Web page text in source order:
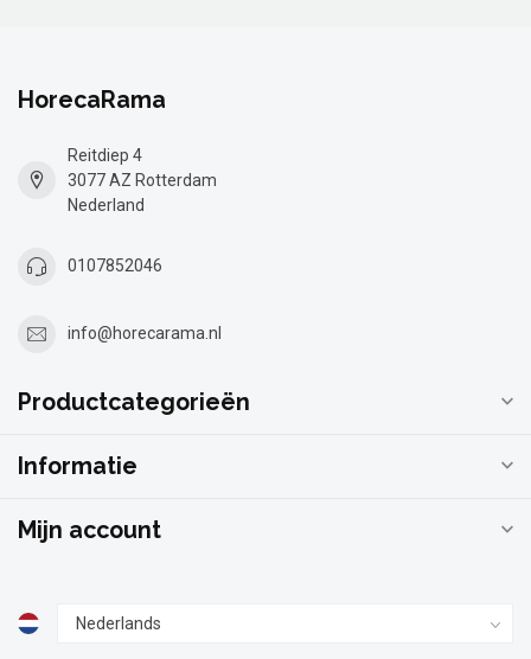
HorecaRama
Reitdiep 4
3077 AZ Rotterdam
Nederland
0107852046
info@horecarama.nl
Productcategorieën
Informatie
Mijn account